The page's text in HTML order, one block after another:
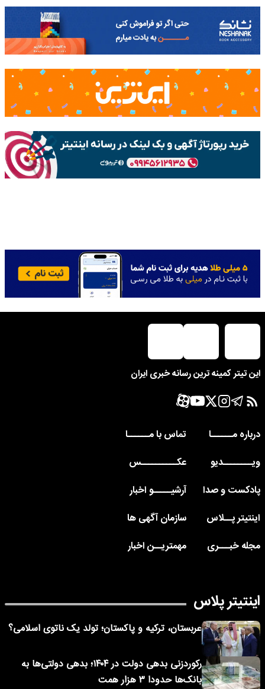
این تیتر کمینه ترین رسانه خبری ایران
درباره مــــــا
تماس با مــــــا
ویــــــــدیو
عکــــــــــس
پادکست و صدا
آرشیـــــو اخبار
اینتیتر پــلاس
سازمان آگهی ها
مجله خبـــری
مهمتریــن اخبار
اینتیتر پلاس
عربستان، ترکیه و پاکستان؛ تولد یک ناتوی اسلامی؟
رکوردزنی بدهی دولت در ۱۴۰۴؛ بدهی دولتی‌ها به
بانک‌ها حدودا ۳ هزار همت